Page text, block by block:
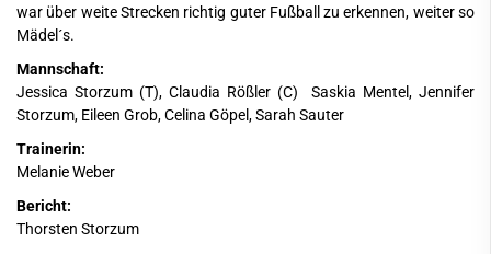
war über weite Strecken richtig guter Fußball zu erkennen, weiter so
Mädel´s.
Mannschaft:
Jessica Storzum (T), Claudia Rößler (C) Saskia Mentel, Jennifer
Storzum, Eileen Grob, Celina Göpel, Sarah Sauter
Trainerin:
Melanie Weber
Bericht:
Thorsten Storzum